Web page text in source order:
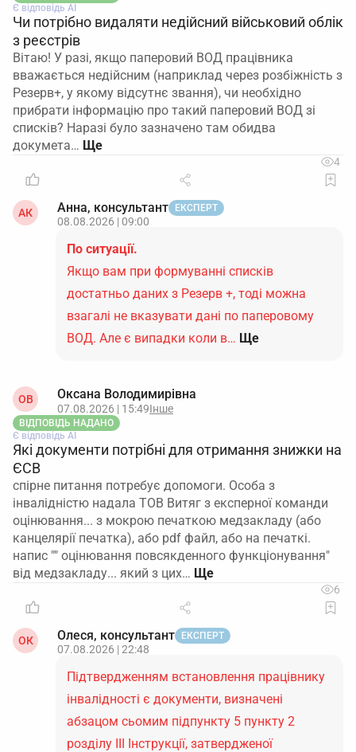
Є відповідь АІ
Чи потрібно видаляти недійсний військовий облік
з реєстрів
Вітаю! У разі, якщо паперовий ВОД працівника
вважається недійсним (наприклад через розбіжність з
Резерв+, у якому відсутнє звання), чи необхідно
прибрати інформацію про такий паперовий ВОД зі
списків? Наразі було зазначено там обидва
докумета…
4
АК Анна, консультант ЕКСПЕРТ
08.08.2026 | 09:00
По ситуації.
Якщо вам при формуванні списків
достатньо даних з Резерв +, тоді можна
взагалі не вказувати дані по паперовому
ВОД. Але є випадки коли в… Ще
ОВ Оксана Володимирівна
07.08.2026 | 15:49Інше
ВІДПОВІДЬ НАДАНО
Є відповідь АІ
Які документи потрібні для отримання знижки на
ЄСВ
спірне питання потребує допомоги. Особа з
інвалідністю надала ТОВ Витяг з експерної команди
оцінювання... з мокрою печаткою медзакладу (або
канцелярії печатка), або pdf файл, або на печаткі.
напис "" оцінювання повсякденного функціонування"
від медзакладу... який з цих…
6
ОК Олеся, консультант ЕКСПЕРТ
07.08.2026 | 22:48
Підтвердженням встановлення працівнику
інвалідності є документи, визначені
абзацом сьомим підпункту 5 пункту 2
розділу ІІІ Інструкції, затвердженої